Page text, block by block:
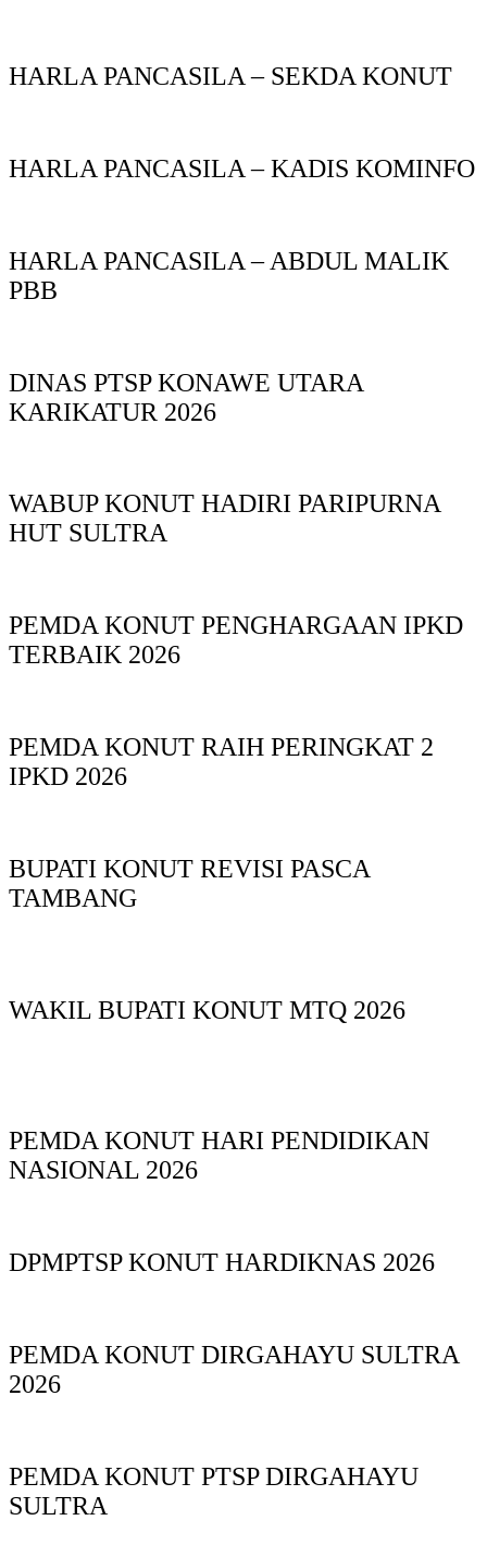
HARLA PANCASILA – SEKDA KONUT
HARLA PANCASILA – KADIS KOMINFO
HARLA PANCASILA – ABDUL MALIK
PBB
DINAS PTSP KONAWE UTARA
KARIKATUR 2026
WABUP KONUT HADIRI PARIPURNA
HUT SULTRA
PEMDA KONUT PENGHARGAAN IPKD
TERBAIK 2026
PEMDA KONUT RAIH PERINGKAT 2
IPKD 2026
BUPATI KONUT REVISI PASCA
TAMBANG
WAKIL BUPATI KONUT MTQ 2026
PEMDA KONUT HARI PENDIDIKAN
NASIONAL 2026
DPMPTSP KONUT HARDIKNAS 2026
PEMDA KONUT DIRGAHAYU SULTRA
2026
PEMDA KONUT PTSP DIRGAHAYU
SULTRA